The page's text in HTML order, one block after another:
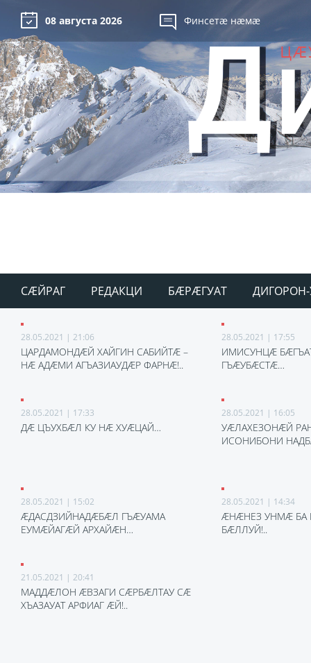
08 августа 2026 Финсетæ нæмæ
СÆЙРАГ РЕДАКЦИ БÆРÆГУАТ ДИГОРОН-
28.05.2021 | 21:06
ЦАРДАМОНДÆЙ ХАЙГИН САБИЙТÆ –
НÆ АДÆМИ АГЪАЗИАУДÆР ФАРНÆ!..
28.05.2021 | 17:55
ИМИСУНЦÆ
ГЪÆУБÆСТÆ…
28.05.2021 | 17:33
ДÆ ЦЪУХБÆЛ КУ НÆ ХУÆЦАЙ…
28.05.2021 | 16:05
УÆЛАХЕЗОНÆЙ
ИСОНИБОНИ
28.05.2021 | 15:02
ÆДАСДЗИЙНАДÆБÆЛ ГЪÆУАМА
ЕУМÆЙАГÆЙ АРХАЙÆН…
28.05.2021 | 14:34
ÆНÆНЕЗ УНМÆ БА
БÆЛЛУЙ!..
21.05.2021 | 20:41
МАДДÆЛОН ÆВЗАГИ СÆРБÆЛТАУ СÆ
ХЪАЗАУАТ АРФИАГ ÆЙ!..